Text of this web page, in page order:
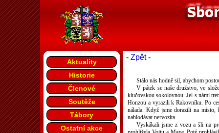
- Zpět -
Stálo nás hodně sil, abychom
V pátek se naše družstvo, ve
klučovskou sokolovnou. Jel s námi
Honzou a vyrazili k Rakovníku. Po
nálada. Když jsme dorazili na místo,
nahlodávat nervozita.
Vyskákali jsme z vozu a šli na
Aktuality
Historie
Členové
Soutěže
Tábory
Ostatní akce